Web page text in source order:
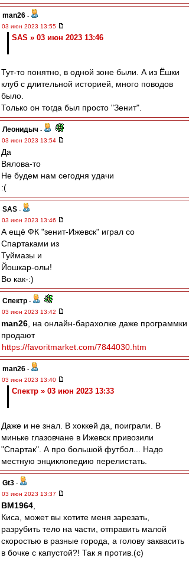
man26 -
03 июн 2023 13:55
SAS » 03 июн 2023 13:46
Тут-то понятно, в одной зоне были. А из Ёшки
клуб с длительной историей, много поводов
было.
Только он тогда был просто "Зенит".
Леонидыч -
03 июн 2023 13:54
Да
Вялова-то
Не будем нам сегодня удачи
:(
SAS -
03 июн 2023 13:46
А ещё ФК "зенит-Ижевск" играл со
Спартаками из
Туймазы и
Йошкар-олы!
Во как-:)
Спектр -
03 июн 2023 13:42
man26 , на онлайн-барахолке даже программки
продают
https://favoritmarket.com/7844030.htm
man26 -
03 июн 2023 13:40
Спектр » 03 июн 2023 13:33
Даже и не знал. В хоккей да, поиграли. В
миньке глазовчане в Ижевск привозили
"Спартак". А про большой футбол... Надо
местную энциклопедию перелистать.
Gt3 -
03 июн 2023 13:37
BM1964
Киса, может вы хотите меня зарезать,
разрубить тело на части, отправить малой
скоростью в разные города, а голову заквасить
в бочке с капустой?! Так я против.(с)